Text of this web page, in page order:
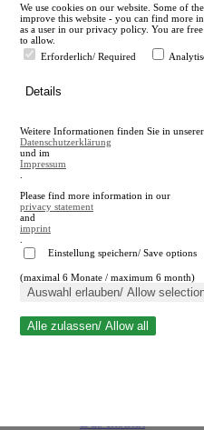
en
A
A
Suche schließen
We use cookies on our website. Some of
improve this website - you can find more
as a user in our privacy policy. You are
to allow.
Erforderlich/ Required
Details
Weitere Informationen finden Sie in unserer
Datenschutzerklärung
und im
Impressum
Please find more information in our
privacy statement
and
imprint
Einstellung speichern/ Save options
(maximal 6 Monate / maximum 6 month)
Auswahl erlauben/ Allow
Alle zulassen/ Allow all